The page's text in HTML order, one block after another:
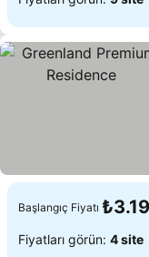
Başlangıç Fiyatı
Fiyatları görün: 4 site